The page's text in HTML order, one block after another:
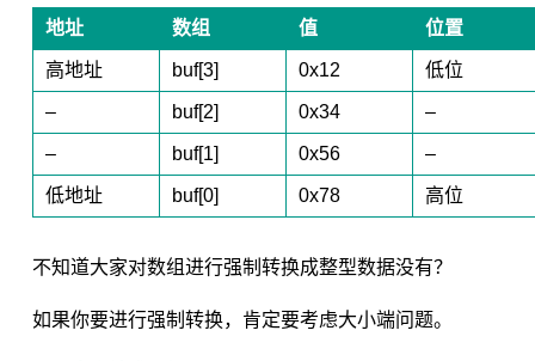
地址 数组 值 位置
高地址 buf[3] 0x12 低位
– buf[2] 0x34 –
– buf[1] 0x56 –
低地址 buf[0] 0x78 高位
不知道大家对数组进行强制转换成整型数据没有？
如果你要进行强制转换，肯定要考虑大小端问题。